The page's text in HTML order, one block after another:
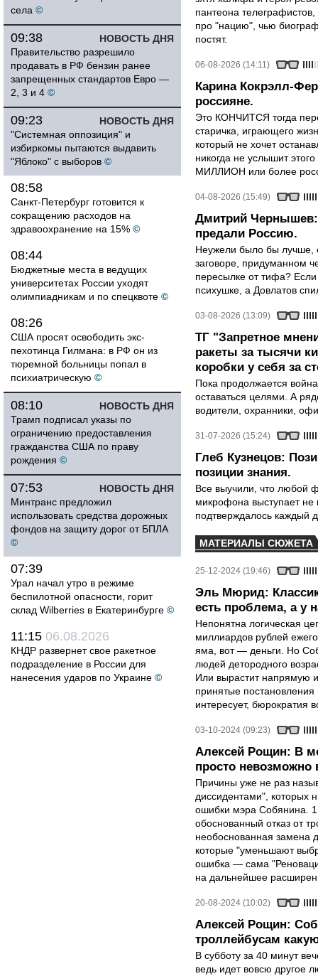
села ©
НОВОСТЬ ДНЯ
09:38
Правительство разрешило
продавать в РФ бензин ранее
запрещенных стандартов Евро —
2, 3 и 4 ©
НОВОСТЬ ДНЯ
09:23
"Системная оппозиция" и
избиркомы пытаются выдавить
"Яблоко" с выборов ©
08:58
Санкт-Петербург готовится к
сокращению расходов на
здравоохранение на 15% ©
08:44
Бюджетные места в ведущих
университетах России уходят
олимпиадникам и по спецквоте ©
08:26
США просят освободить экс-
пехотинца Гилмана: в РФ он из
тюремной больницы попал в
психиатрическую ©
НОВОСТЬ ДНЯ
08:10
Трамп подписал указы по
ограничению предоставления
гражданства США по праву
рождения ©
НОВОСТЬ ДНЯ
07:53
Минтранс предложил
использовать средства дорожных
фондов на защиту дорог от БПЛА
©
07:39
Урал начал утро в режиме
беспилотной опасности, горит
склад Wilberries в Екатеринбурге ©
11:15 06.08.2026
КНДР развернет свое ракетное
подразделение в России для
нанесения ударов по Украине ©
пантеона
про "нацию", чью
постят.
06-08-2026 (14:11)
Карина Кокрэлл-
россияне.
Это КОНЧИТСЯ тогда
старичка, играющего
который не хочет
никогда не услышит
МИЛЛИОН или более
04-08-2026 (15:49)
Дмитрий Чернышев:
предали Россию.
Неужели было бы лучше,
заговоре, придуманном
пересылке от тифа?
психушке, а Довлатов
03-08-2026 (13:09)
ТГ "Запретное
ракеты за тысячи
коробки у себя за
Пока продолжается
оставаться целями. А
водители, охранники,
31-07-2026 (15:24)
Глеб Кузнецов:
позиции знания.
Все выучили, что любой
микрофона выступает не
подтверждалось каждый
МАТЕРИАЛЫ СЮЖЕТА
25-12-2024 (19:46)
Эль Мюрид:
есть проблема, а у
Непонятна логическая
миллиардов рублей
яма, вот — деньги. Но
людей детородного
Или вырастит напрямую
принятые
интересует,
03-10-2024 (09:23)
Алексей Рощин: В
просто невозможно
Причины уже не раз
диссидентами", которых
ошибки мэра Собянина.
обоснованный отказ от
необоснованная замена
которые "уменьшают
ошибка — сама
на дальнейшее
20-08-2024 (10:02)
Алексей Рощин:
троллейбусам
В субботу за 40 минут
ведь идет вовсю